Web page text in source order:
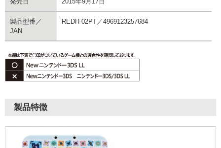
製品型番／
JAN
REDH-02PT／4969123257684
製品特徴